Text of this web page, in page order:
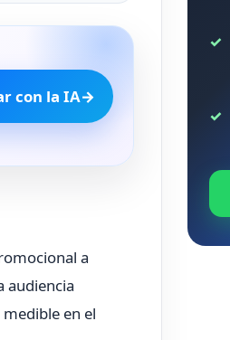
con la IA→
a
audiencia
en el